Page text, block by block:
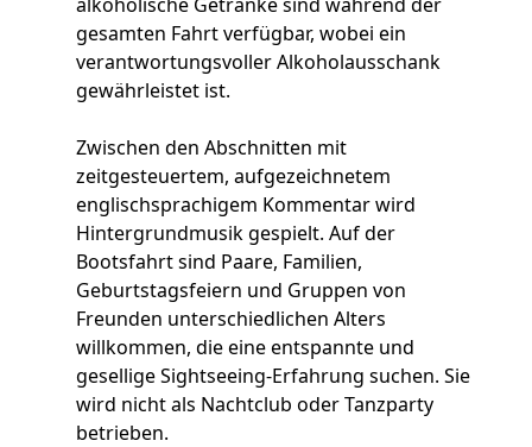
gesamten Fahrt verfügbar, wobei ein
verantwortungsvoller Alkoholausschank
gewährleistet ist.
Zwischen den Abschnitten mit
zeitgesteuertem, aufgezeichnetem
englischsprachigem Kommentar wird
Hintergrundmusik gespielt. Auf der
Bootsfahrt sind Paare, Familien,
Geburtstagsfeiern und Gruppen von
Freunden unterschiedlichen Alters
willkommen, die eine entspannte und
gesellige Sightseeing-Erfahrung suchen. Sie
wird nicht als Nachtclub oder Tanzparty
betrieben.